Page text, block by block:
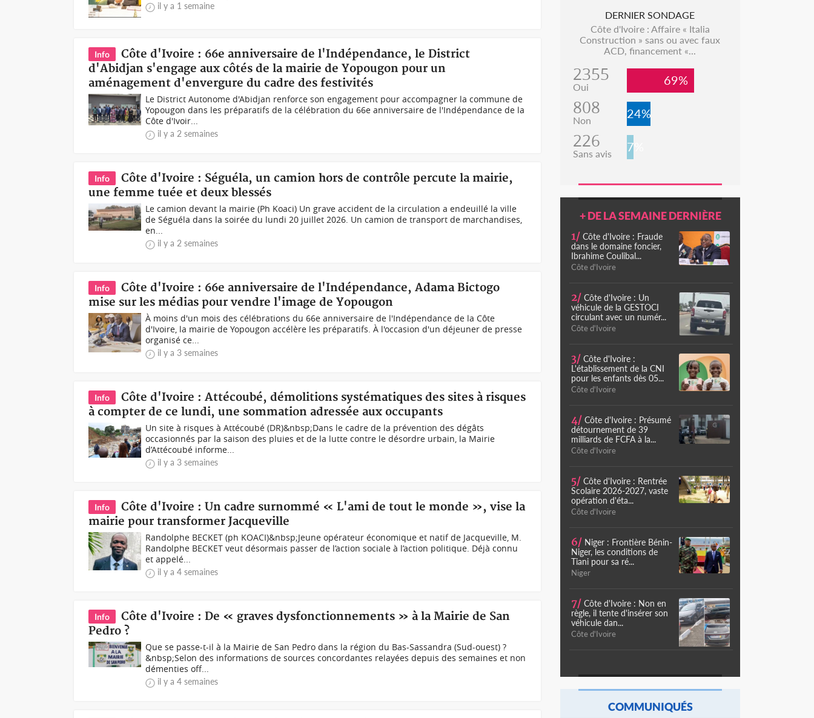
il y a 1 semaine
Info
Côte d'Ivoire : 66e anniversaire de l'Indépendance, le District
d'Abidjan s'engage aux côtés de la mairie de Yopougon pour un
aménagement d'envergure du cadre des festivités
Le District Autonome d'Abidjan renforce son engagement pour accompagner la commune de
Yopougon dans les préparatifs de la célébration du 66e anniversaire de l'Indépendance de la
Côte d'Ivoir...
il y a 2 semaines
Info
Côte d'Ivoire : Séguéla, un camion hors de contrôle percute la mairie,
une femme tuée et deux blessés
Le camion devant la mairie (Ph Koaci) Un grave accident de la circulation a endeuillé la ville
de Séguéla dans la soirée du lundi 20 juillet 2026. Un camion de transport de marchandises,
en...
il y a 2 semaines
Info
Côte d'Ivoire : 66e anniversaire de l'Indépendance, Adama Bictogo
mise sur les médias pour vendre l'image de Yopougon
À moins d'un mois des célébrations du 66e anniversaire de l'Indépendance de la Côte
d'Ivoire, la mairie de Yopougon accélère les préparatifs. À l'occasion d'un déjeuner de presse
organisé ce...
il y a 3 semaines
Info
Côte d'Ivoire : Attécoubé, démolitions systématiques des sites à risques
à compter de ce lundi, une sommation adressée aux occupants
Un site à risques à Attécoubé (DR)&nbsp;Dans le cadre de la prévention des dégâts
occasionnés par la saison des pluies et de la lutte contre le désordre urbain, la Mairie
d’Attécoubé informe...
il y a 3 semaines
Info
Côte d'Ivoire : Un cadre surnommé « L'ami de tout le monde », vise la
mairie pour transformer Jacqueville
Randolphe BECKET (ph KOACI)&nbsp;Jeune opérateur économique et natif de Jacqueville, M.
Randolphe BECKET veut désormais passer de l’action sociale à l’action politique. Déjà connu
et appelé...
il y a 4 semaines
Info
Côte d'Ivoire : De « graves dysfonctionnements » à la Mairie de San
Pedro ?
Que se passe-t-il à la Mairie de San Pedro dans la région du Bas-Sassandra (Sud-ouest) ?
&nbsp;Selon des informations de sources concordantes relayées depuis des semaines et non
démenties off...
il y a 4 semaines
DERNIER SONDAGE
Côte d'Ivoire : Affaire « Italia
Construction » sans ou avec faux
ACD, financement «...
2355
Oui 69%
808
Non 24%
226
Sans avis 7%
+ DE LA SEMAINE DERNIÈRE
1/ Côte d'Ivoire : Fraude
dans le domaine foncier,
Ibrahime Coulibal...
Côte d'Ivoire
2/ Côte d'Ivoire : Un
véhicule de la GESTOCI
circulant avec un numér...
Côte d'Ivoire
3/ Côte d'Ivoire :
L'établissement de la CNI
pour les enfants dès 05...
Côte d'Ivoire
4/ Côte d'Ivoire : Présumé
détournement de 39
milliards de FCFA à la...
Côte d'Ivoire
5/ Côte d'Ivoire : Rentrée
Scolaire 2026-2027, vaste
opération d'éta...
Côte d'Ivoire
6/ Niger : Frontière Bénin-
Niger, les conditions de
Tiani pour sa ré...
Niger
7/ Côte d'Ivoire : Non en
règle, il tente d'insérer son
véhicule dan...
Côte d'Ivoire
COMMUNIQUÉS